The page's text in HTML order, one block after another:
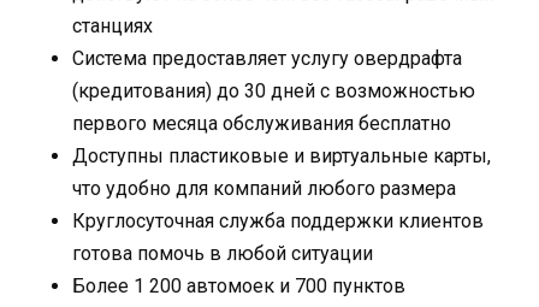
станциях
Система предоставляет услугу овердрафта
(кредитования) до 30 дней с возможностью
первого месяца обслуживания бесплатно
Доступны пластиковые и виртуальные карты,
что удобно для компаний любого размера
Круглосуточная служба поддержки клиентов
готова помочь в любой ситуации
Более 1 200 автомоек и 700 пунктов